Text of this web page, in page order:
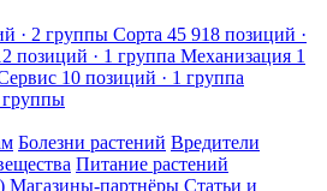
· 2 группы Сорта 45 918 позиций ·
позиций · 1 группа Механизация 1
10 позиций · 1 группа
группы
Болезни растений Вредители
Питание растений
Магазины-партнёры Статьи и